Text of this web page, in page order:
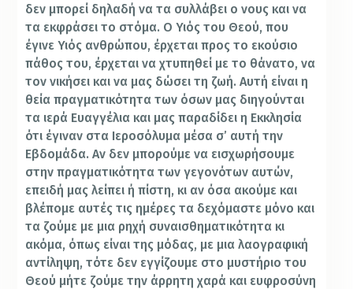
δεν μπορεί δηλαδή να τα συλλάβει ο νους και να
τα εκφράσει το στόμα. Ο Υιός του Θεού, που
έγινε Υιός ανθρώπου, έρχεται προς το εκούσιο
πάθος του, έρχεται να χτυπηθεί με το θάνατο, να
τον νικήσει και να μας δώσει τη ζωή. Αυτή είναι η
θεία πραγματικότητα των όσων μας διηγούνται
τα ιερά Ευαγγέλια και μας παραδίδει η Εκκλησία
ότι έγιναν στα Ιεροσόλυμα μέσα σ’ αυτή την
Εβδομάδα. Αν δεν μπορούμε να εισχωρήσουμε
στην πραγματικότητα των γεγονότων αυτών,
επειδή μας λείπει ή πίστη, κι αν όσα ακούμε και
βλέπομε αυτές τις ημέρες τα δεχόμαστε μόνο και
τα ζούμε με μια ρηχή συναισθηματικότητα κι
ακόμα, όπως είναι της μόδας, με μια λαογραφική
αντίληψη, τότε δεν εγγίζουμε στο μυστήριο του
Θεού μήτε ζούμε την άρρητη χαρά και ευφροσύνη